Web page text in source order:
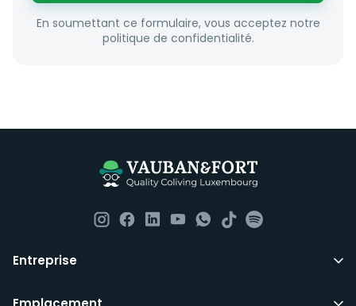
En soumettant ce formulaire, vous acceptez notre
politique de confidentialité.
Entreprise